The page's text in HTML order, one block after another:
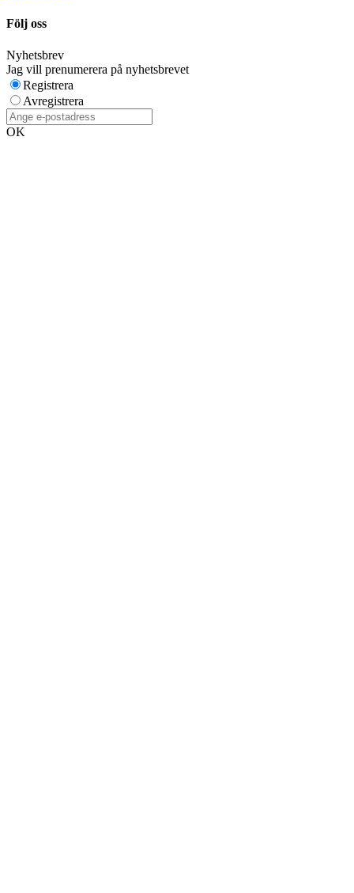
Följ oss
Nyhetsbrev
Jag vill prenumerera på nyhetsbrevet
Registrera
Avregistrera
OK